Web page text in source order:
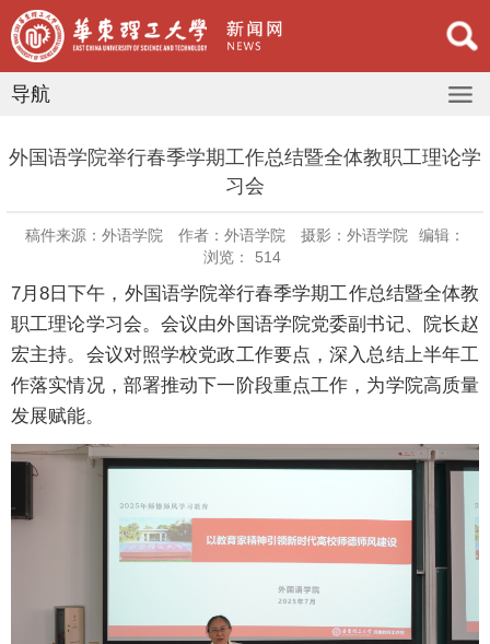
导航
外国语学院举行春季学期工作总结暨全体教职工理论学
习会
稿件来源：外语学院 作者：外语学院 摄影：外语学院
编辑：
浏览：
514
7月8日下午，外国语学院举行春季学期工作总结暨全体教
职工理论学习会。会议由外国语学院党委副书记、院长赵
宏主持。会议对照学校党政工作要点，深入总结上半年工
作落实情况，部署推动下一阶段重点工作，为学院高质量
发展赋能。